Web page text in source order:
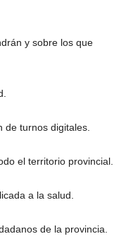
y sobre los que
de turnos digitales.
el territorio provincial.
a la salud.
de la provincia.